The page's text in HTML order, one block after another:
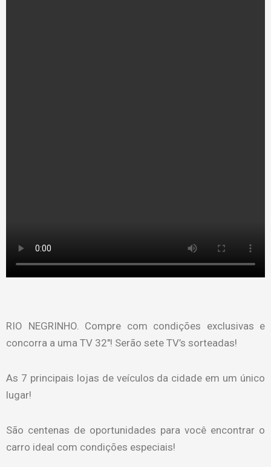
RIO NEGRINHO. Compre com condições exclusivas e
concorra a uma TV 32″! Serão sete TV’s sorteadas!
As 7 principais lojas de veículos da cidade em um único
lugar!
São centenas de oportunidades para você encontrar o
carro ideal com condições especiais!